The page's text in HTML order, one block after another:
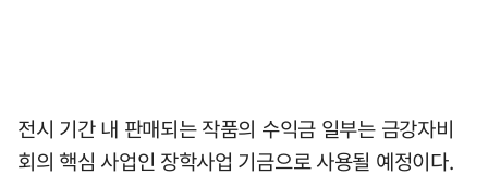
전시 기간 내 판매되는 작품의 수익금 일부는 금강자비
회의 핵심 사업인 장학사업 기금으로 사용될 예정이다.